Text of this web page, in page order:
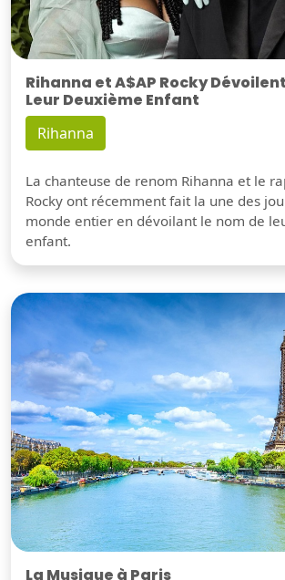
Rihanna et A$AP Rocky
Leur Deuxième Enfant
Rihanna
La chanteuse de renom Rihanna et le
Rocky ont récemment fait la une des
monde entier en dévoilant le nom de
enfant.
La Musique à Paris